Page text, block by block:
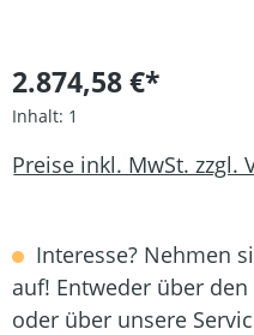
2.874,58 €*
Inhalt: 1
Preise inkl. MwSt. zzgl.
Interesse? Nehmen
auf! Entweder über
oder über unsere